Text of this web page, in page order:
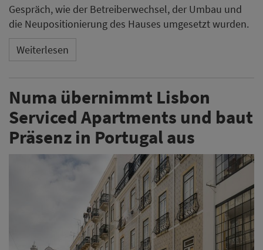
Gespräch, wie der Betreiberwechsel, der Umbau und
die Neupositionierung des Hauses umgesetzt wurden.
Weiterlesen
Numa übernimmt Lisbon
Serviced Apartments und baut
Präsenz in Portugal aus